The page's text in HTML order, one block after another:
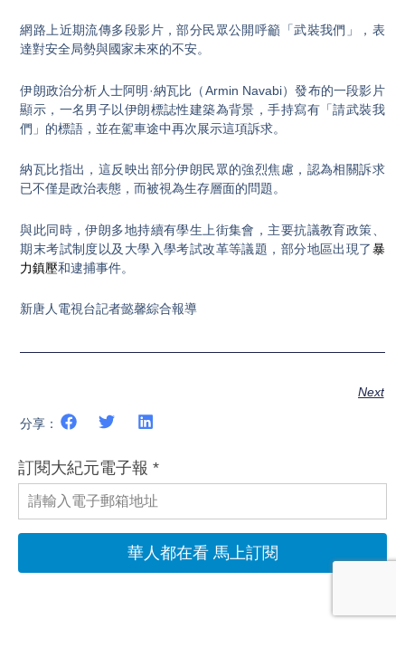
網路上近期流傳多段影片，部分民眾公開呼籲「武裝我們」，表
達對安全局勢與國家未來的不安。
伊朗政治分析人士阿明·納瓦比（Armin Navabi）發布的一段影片
顯示，一名男子以伊朗標誌性建築為背景，手持寫有「請武裝我
們」的標語，並在駕車途中再次展示這項訴求。
納瓦比指出，這反映出部分伊朗民眾的強烈焦慮，認為相關訴求
已不僅是政治表態，而被視為生存層面的問題。
與此同時，伊朗多地持續有學生上街集會，主要抗議教育政策、
期末考試制度以及大學入學考試改革等議題，部分地區出現了暴
力鎮壓和逮捕事件。
新唐人電視台記者懿馨綜合報導
Next
分享：